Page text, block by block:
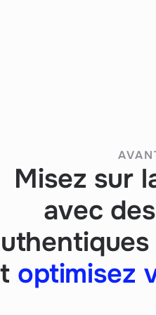
Misez sur
avec
optimisez